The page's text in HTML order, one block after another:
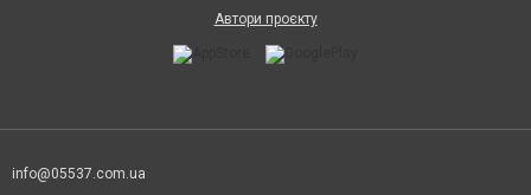
Автори проєкту
info@05537.com.ua